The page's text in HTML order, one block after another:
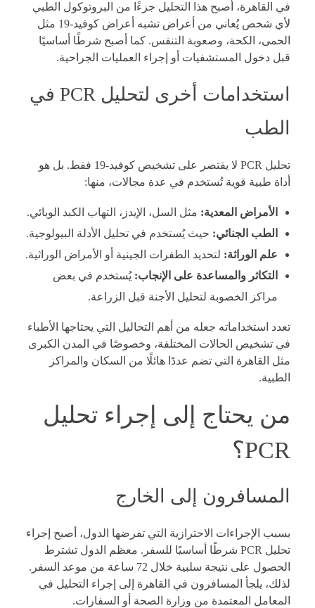
في القاهرة، أصبح هذا التحليل جزءًا من البروتوكول الطبي
لأي شخص يُعاني من أعراض تشبه أعراض كوفيد-19 مثل
الحمى، الكحة، وصعوبة التنفس. كما أصبح شرطًا أساسيًا
قبل دخول المستشفيات أو إجراء العمليات الجراحية.
استخدامات أخرى لتحليل PCR في
الطب
تحليل PCR لا يقتصر على تشخيص كوفيد-19 فقط. بل هو
أداة طبية قوية تُستخدم في عدة مجالات، منها:
الأمراض المعدية: مثل السل، الإيدز، التهاب الكبد الوبائي.
الطب الجنائي: حيث يُستخدم في تحليل الأدلة البيولوجية.
علم الوراثة: لتحديد الطفرات الجينية أو الأمراض الوراثية.
التكاثر والمساعدة على الإنجاب: يُستخدم في بعض
مراكز الخصوبة لتحليل الأجنة قبل الزراعة.
تعدد استخداماته جعله من أهم التحاليل التي يحتاجها الأطباء
في تشخيص الحالات المختلفة، وخصوصًا في المدن الكبرى
مثل القاهرة التي تضم عددًا هائلًا من السكان والمراكز
الطبية.
من يحتاج إلى إجراء تحليل
PCR؟
المسافرون إلى الخارج
بسبب الإجراءات الاحترازية التي تفرضها الدول، أصبح إجراء
تحليل PCR شرطًا أساسيًا للسفر. معظم الدول تشترط
الحصول على نتيجة سلبية خلال 72 ساعة من موعد السفر.
لذلك، يلجأ المسافرون في القاهرة إلى إجراء التحليل في
المعامل المعتمدة من وزارة الصحة أو السفارات.